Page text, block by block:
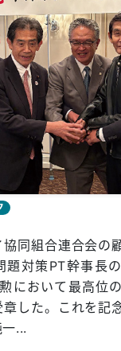
同組合連合会の
題対策PT幹事長
において最高位
章した。これを記
...